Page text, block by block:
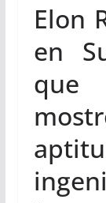
Elon
en
que